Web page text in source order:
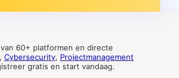
60+ platformen en directe
, Cybersecurity, Projectmanagement
gratis en start vandaag.